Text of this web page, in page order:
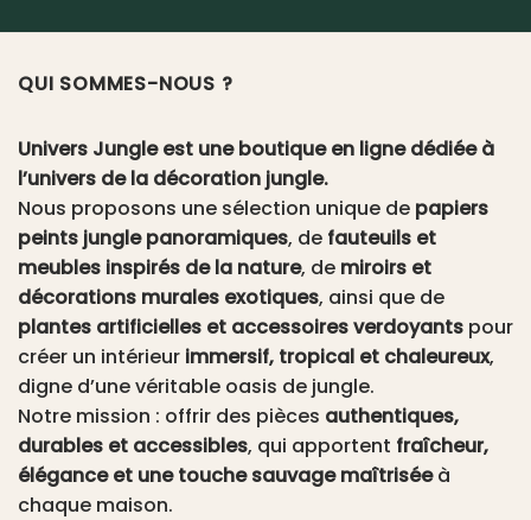
initial
79.99€.
actuel
QUI SOMMES-NOUS ?
Univers Jungle est une boutique en ligne dédiée à
l’univers de la décoration jungle.
Nous proposons une sélection unique de papiers
peints jungle panoramiques, de fauteuils et
meubles inspirés de la nature, de miroirs et
décorations murales exotiques, ainsi que de
plantes artificielles et accessoires verdoyants pour
créer un intérieur immersif, tropical et chaleureux,
digne d’une véritable oasis de jungle.
Notre mission : offrir des pièces authentiques,
durables et accessibles, qui apportent fraîcheur,
élégance et une touche sauvage maîtriséeà
chaque maison.